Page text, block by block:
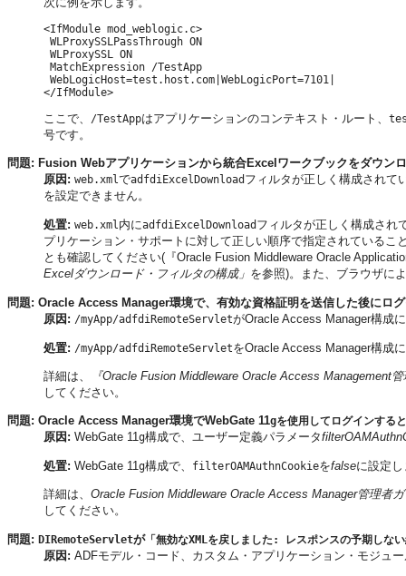
<IfModule mod_weblogic.c>
WLProxySSLPassThrough ON
WLProxySSL ON
MatchExpression /TestApp
WebLogicHost=test.host.com|WebLogicPort=7101|
ここで、 /TestAppはアプリケーションのコンテキスト・ルート、
号です。
問題: Fusion Webアプリケーションから統合Excelワークブックをダウン
原因: web.xmlでadfdiExcelDownload フィルタが正しく構成されて
を設定できません。
処置: web.xml内にadfdiExcelDownload フィルタが正しく構成され
プリケーション・サポートに対して正しい順序で指定されているこ
とも確認してください(『Oracle Fusion Middleware Oracle
Excelダウンロード・フィルタの構成」 を参照)。また、ブラウザに
問題: Oracle Access Manager環境で、有効な資格証明を送信した後にロ
原因: /myApp/adfdiRemoteServletがOracle Access Manager構成
処置: /myApp/adfdiRemoteServletをOracle Access Manager構成
詳細は、
『Oracle Fusion Middleware Oracle Access Management
してください。
問題: Oracle Access Manager環境でWebGate 11gを使用してログインする
原因: WebGate 11g構成で、ユーザー定義パラメータ
処置: WebGate 11g構成で、 filterOAMAuthnCookieをfalseに設定
詳細は、 Oracle Fusion Middleware Oracle Access Manager管理者
してください。
問題: DIRemoteServletが「無効なXMLを戻しました: レスポンスの予期しな
原因: ADFモデル・コード、カスタム・アプリケーション・モジュ